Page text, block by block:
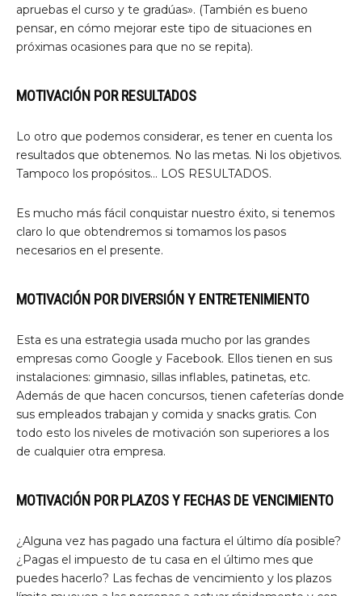
apruebas el curso y te gradúas». (También es bueno
pensar, en cómo mejorar este tipo de situaciones en
próximas ocasiones para que no se repita).
MOTIVACIÓN POR RESULTADOS
Lo otro que podemos considerar, es tener en cuenta los
resultados que obtenemos. No las metas. Ni los objetivos.
Tampoco los propósitos… LOS RESULTADOS.
Es mucho más fácil conquistar nuestro éxito, si tenemos
claro lo que obtendremos si tomamos los pasos
necesarios en el presente.
MOTIVACIÓN POR DIVERSIÓN Y ENTRETENIMIENTO
Esta es una estrategia usada mucho por las grandes
empresas como Google y Facebook. Ellos tienen en sus
instalaciones: gimnasio, sillas inflables, patinetas, etc.
Además de que hacen concursos, tienen cafeterías donde
sus empleados trabajan y comida y snacks gratis. Con
todo esto los niveles de motivación son superiores a los
de cualquier otra empresa.
MOTIVACIÓN POR PLAZOS Y FECHAS DE VENCIMIENTO
¿Alguna vez has pagado una factura el último día posible?
¿Pagas el impuesto de tu casa en el último mes que
puedes hacerlo? Las fechas de vencimiento y los plazos